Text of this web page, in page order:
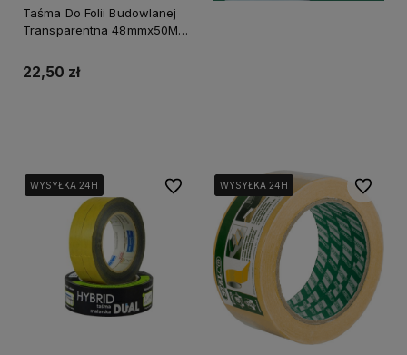
Taśma Do Folii Budowlanej
Transparentna 48mmx50M
22,50 zł
WYSYŁKA 24H
WYSYŁKA 24H Do ulubionychWYSYŁKA 24H
WYSYŁKA 24H
WYSYŁKA 24H Do